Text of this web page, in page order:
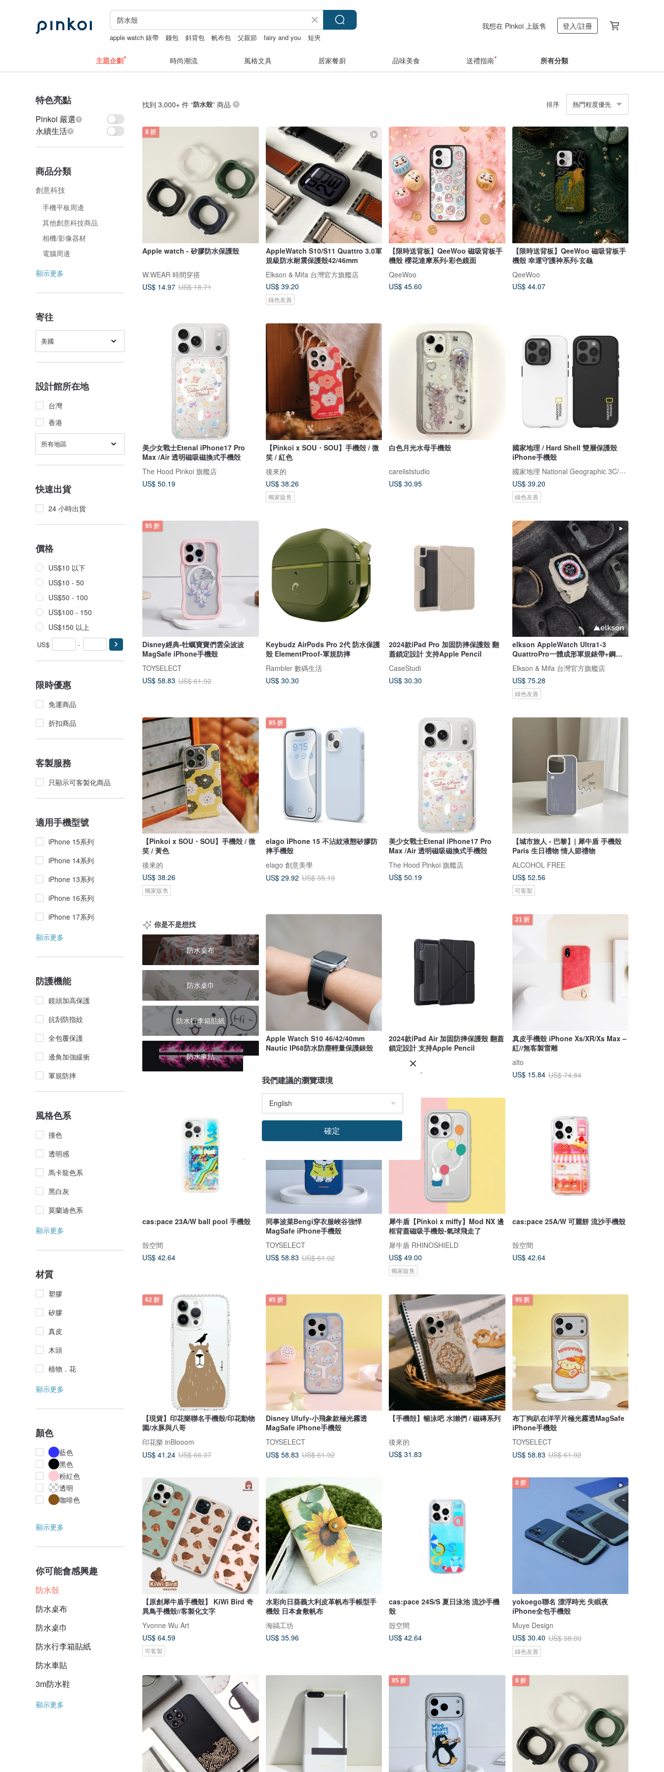
apple watch 錶帶 錢包 斜背包 帆布包 父親節 fairy and you
短夾
我想在 Pinkoi 上販售 登入/註冊
主題企劃 時尚潮流 風格文具 居家餐廚 品味美食 送禮指南 所有分類
特色亮點
Pinkoi 嚴選
永續生活
商品分類
創意科技
手機平板周邊
其他創意科技商品
相機/影像器材
電腦周邊
顯示更多
寄往
美國
設計館所在地
台灣
香港
所有地區
快速出貨
24 小時出貨
價格
US$10 以下
US$10 - 50
US$50 - 100
US$100 - 150
US$150 以上
US$ -
限時優惠
免運商品
折扣商品
客製服務
只顯示可客製化商品
適用手機型號
iPhone 15系列
iPhone 14系列
iPhone 13系列
iPhone 16系列
iPhone 17系列
顯示更多
防護機能
鏡頭加高保護
抗刮防指紋
全包覆保護
邊角加強緩衝
軍規防摔
風格色系
撞色
透明感
馬卡龍色系
黑白灰
莫蘭迪色系
顯示更多
材質
塑膠
矽膠
真皮
木頭
植物．花
顯示更多
顏色
藍色
黑色
粉紅色
透明
咖啡色
顯示更多
你可能會感興趣
防水殼
防水桌布
防水桌巾
防水行李箱貼紙
防水車貼
3m防水鞋
顯示更多
找到 3,000+ 件 “防水殼” 商品 排序 熱門程度優先
8 折
Apple watch - 矽膠防水保護殼
W.WEAR 時間穿搭
US$ 14.97 US$ 18.71
AppleWatch S10/S11 Quattro 3.0軍
規級防水耐震保護殼42/46mm
Elkson & Mifa 台灣官方旗艦店
US$ 39.20
綠色友善
【限時送背板】QeeWoo 磁吸背板手
機殼 櫻花達摩系列-彩色鏡面
QeeWoo
US$ 45.60
【限時送背板】QeeWoo 磁吸背板手
機殼 幸運守護神系列-玄龜
QeeWoo
US$ 44.07
美少女戰士Etenal iPhone17 Pro
Max /Air 透明磁吸磁換式手機殻
The Hood Pinkoi 旗艦店
US$ 50.19
【Pinkoi x SOU・SOU】手機殻 / 微
笑 / 紅色
後來的
US$ 38.26
獨家販售
白色月光水母手機殼
careliststudio
US$ 30.95
國家地理 / Hard Shell 雙層保護殼
iPhone手機殼
國家地理 National Geographic 3C/手機週邊配件
US$ 39.20
綠色友善
95 折
Disney經典-牡蠣寶寶們雲朵波波
MagSafe iPhone手機殼
TOYSELECT
US$ 58.83 US$ 61.92
Keybudz AirPods Pro 2代 防水保護
殼 ElementProof-軍規防摔
Rambler 數碼生活
US$ 30.30
2024款iPad Pro 加固防摔保護殼 翻
蓋鎖定設計 支持Apple Pencil
CaseStudi
US$ 30.30
elkson AppleWatch Ultra1-3
QuattroPro一體成形軍規錶帶+鋼化
膜
Elkson & Mifa 台灣官方旗艦店
US$ 75.28
綠色友善
【Pinkoi x SOU・SOU】手機殻 / 微
笑 / 黃色
後來的
US$ 38.26
獨家販售
85 折
elago iPhone 15 不沾紋液態矽膠防
摔手機殼
elago 創意美學
US$ 29.92 US$ 35.19
美少女戰士Etenal iPhone17 Pro
Max /Air 透明磁吸磁換式手機殻
The Hood Pinkoi 旗艦店
US$ 50.19
【城市旅人 - 巴黎】| 犀牛盾 手機殼
Paris 生日禮物 情人節禮物
ALCOHOL FREE
US$ 52.56
可客製
你是不是想找
防水桌布
防水桌巾
防水行李箱貼紙
防水車貼
Apple Watch S10 46/42/40mm
Nautic IP68防水防塵輕量保護錶殼
US$ 35.19
2024款iPad Air 加固防摔保護殼 翻蓋
鎖定設計 支持Apple Pencil
CaseStudi
US$ 28.77
21 折
真皮手機殼 iPhone Xs/XR/Xs Max –
紅//無客製雷雕
alto
US$ 15.84 US$ 74.84
cas:pace 23A/W ball pool 手機殼
殼空間
US$ 42.64
95 折
同事波菜Bengi穿衣服峽谷強悍
MagSafe iPhone手機殼
TOYSELECT
US$ 58.83 US$ 61.92
犀牛盾【Pinkoi x miffy】Mod NX 邊
框背蓋磁吸手機殼-氣球飛走了
犀牛盾 RHINOSHIELD
US$ 49.00
獨家販售
cas:pace 25A/W 可麗餅 流沙手機殼
殼空間
US$ 42.64
62 折
【現貨】印花樂聯名手機殼/印花動物
園/水豚與八哥
印花樂 inBlooom
US$ 41.24 US$ 66.37
95 折
Disney Ufufy-小飛象款極光霧透
MagSafe iPhone手機殼
TOYSELECT
US$ 58.83 US$ 61.92
【手機殻】暢泳吧 水獺們 / 磁磚系列
後來的
US$ 31.83
95 折
布丁狗趴在洋芋片極光霧透MagSafe
iPhone手機殼
TOYSELECT
US$ 58.83 US$ 61.92
【原創犀牛盾手機殼】 KiWi Bird 奇
異鳥手機殼//客製化文字
Yvonne Wu Art
US$ 64.59
可客製
水彩向日葵義大利皮革帆布手帳型手
機殼 日本倉敷帆布
海鷗工坊
US$ 35.96
cas:pace 24S/S 夏日泳池 流沙手機
殼
殼空間
US$ 42.64
8 折
yokoego聯名 漂浮時光 失眠夜
iPhone全包手機殼
Muye Design
US$ 30.40 US$ 38.00
綠色友善
95 折 8 折
我們建議的瀏覽環境
確定